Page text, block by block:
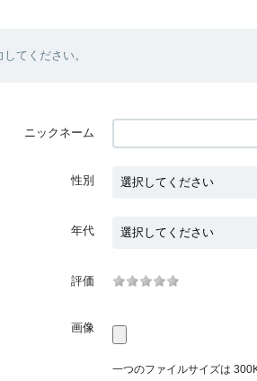
てください。
ニックネーム
性別
年代
評価
画像
一つのファイルサイズは